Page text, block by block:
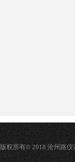
版权所有© 2018 沧州路